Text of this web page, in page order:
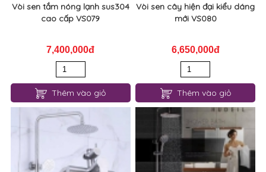
Vòi sen tắm nóng lạnh sus304
cao cấp VS079
7,400,000đ
Thêm vào giỏ
Vòi sen cây hiện đại kiểu dáng
mới VS080
6,650,000đ
Thêm vào giỏ